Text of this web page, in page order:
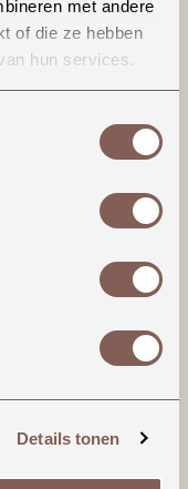
met andere
of die ze hebben
hun services.
Details tonen
Bodysuit
Voorzien
gemak
aan